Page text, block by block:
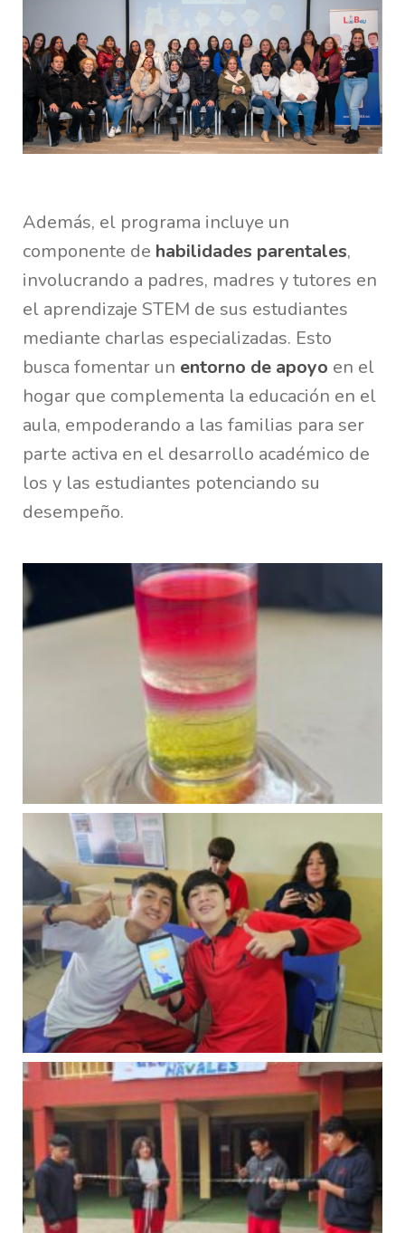
Además, el programa incluye un
componente de habilidades parentales,
involucrando a padres, madres y tutores en
el aprendizaje STEM de sus estudiantes
mediante charlas especializadas. Esto
busca fomentar un entorno de apoyo en el
hogar que complementa la educación en el
aula, empoderando a las familias para ser
parte activa en el desarrollo académico de
los y las estudiantes potenciando su
desempeño.